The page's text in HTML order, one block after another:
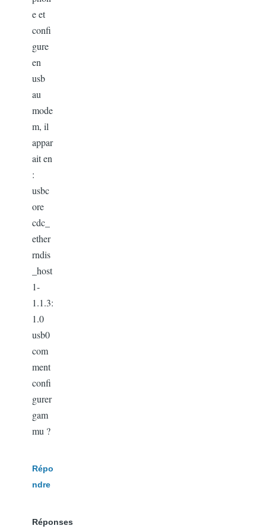
e et
confi
gure
en
usb
au
mode
m, il
appar
ait en
:
usbc
ore
cdc_
ether
rndis
_host
1-
1.1.3:
1.0
usb0
com
ment
confi
gurer
gam
mu ?
Répo
ndre
Réponses